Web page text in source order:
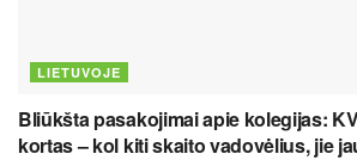
LIETUVOJE
Bliūkšta pasakojimai apie kolegijas:
kortas – kol kiti skaito vadovėlius, jie